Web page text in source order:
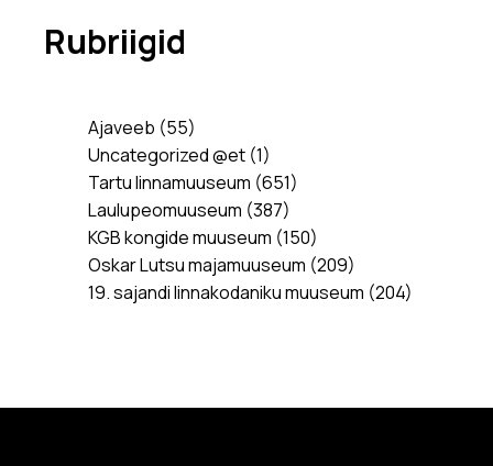
Rubriigid
Ajaveeb (55)
Uncategorized @et (1)
Tartu linnamuuseum (651)
Laulupeomuuseum (387)
KGB kongide muuseum (150)
Oskar Lutsu majamuuseum (209)
19. sajandi linnakodaniku muuseum (204)